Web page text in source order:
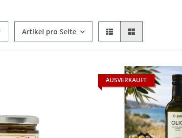
Artikel pro Seite
AUSVERKAUFT